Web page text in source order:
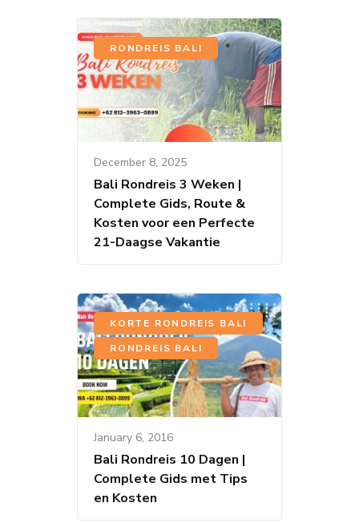
RONDREIS BALI
December 8, 2025
Bali Rondreis 3 Weken |
Complete Gids, Route &
Kosten voor een Perfecte
21-Daagse Vakantie
KORTE RONDREIS BALI ,
RONDREIS BALI
January 6, 2016
Bali Rondreis 10 Dagen |
Complete Gids met Tips
en Kosten